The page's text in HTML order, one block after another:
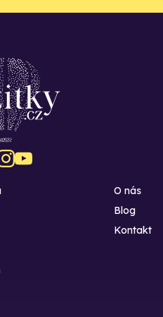
O nás
Blog
Kontakt